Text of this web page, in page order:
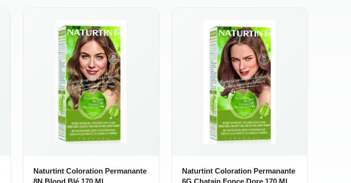
Naturtint Coloration Permanante
8N Blond Blé 170 Ml
Naturtint Coloration Permanante
6G Chatain Fonce Dore 170 Ml